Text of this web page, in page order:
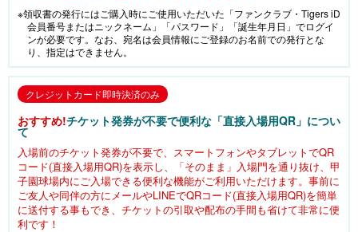
※領収書の発行にはご購入時にご使用いただいた「ファンクラブ・Tigers iD
会員番号またはニックネーム」「パスワード」「誕生年月日」でログイ
ンが必要です。なお、宛名は会員情報にご登録のお名前での発行とな
り、指定はできません。
クレジットカード即時決済のみ
おすすめ!チケット発券が不要で便利な「直接入場用QR」につい
て
入場前のチケット発券が不要で、スマートフォンやタブレットでQR
コード(直接入場用QR)を表示し、「そのまま」入場門を通り抜け、甲
子園球場内にご入場できる便利な機能がご利用いただけます。事前に
ご友人や同伴の方にメールやLINEでQRコード(直接入場用QR)を簡単
に送付する事もでき、チケットの引取や配布の手間も省けて非常に便
利です！